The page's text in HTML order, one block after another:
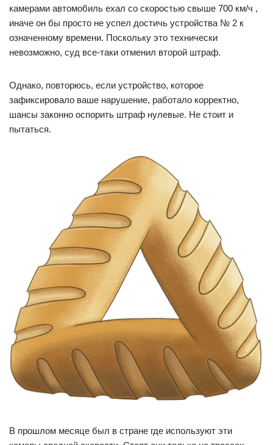
камерами автомобиль ехал со скоростью свыше 700 км/ч ,
иначе он бы просто не успел достичь устройства № 2 к
означенному времени. Поскольку это технически
невозможно, суд все-таки отменил второй штраф.
Однако, повторюсь, если устройство, которое
зафиксировало ваше нарушение, работало корректно,
шансы законно оспорить штраф нулевые. Не стоит и
пытаться.
В прошлом месяце был в стране где используют эти